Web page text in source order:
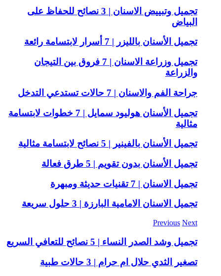
تجميل وتبييض الاسنان | 3 نصائح للحفاظ على
البياض
تجميل الأسنان بالليزر | 7 أسرار لابتسامة رائعة
تجميل وزراعة الاسنان | 7 فروق بين التيجان
والزراعة
جراحة الفم والاسنان | 7 حالات تستدعي التدخل
تجميل الأسنان هوليود سمايل | 7 خطوات لابتسامة
مثالية
تجميل الأسنان بالفينير | 5 نصائح لابتسامة مثالية
تجميل الأسنان بدون تقويم | 5 طرق فعالة
تجميل الاسنان | 7 تقنيات حديثة ومبهرة
تجميل الاسنان الامامية البارزة | 3 حلول سريعة
Previous Next
تجميل وشد الصدر النساء | 5 نصائح للتعافي السريع
تصغير الثدي حلال ام حرام | 3 حالات طبية